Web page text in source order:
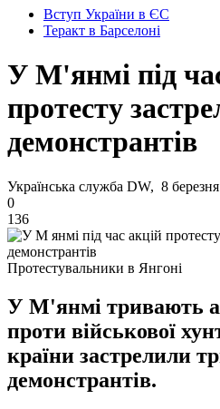
Вступ України в ЄС
Теракт в Барселоні
У М'янмі під
протесту
демонстрантів
Українська служба DW, 8
0
136
Протестувальники в Янгоні
У М'янмі тривають
проти військової
країни застрелили
демонстрантів.